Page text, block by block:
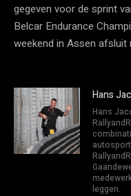
gegeven voor de sprint
Belcar Endurance
weekend in Assen afsluit
Hans
Hans
leggen.